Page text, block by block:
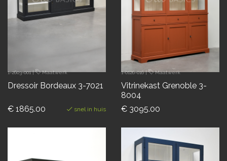
1-2603-001| Maatwerk
Dressoir Bordeaux 3-7021
€ 1865.00 snel in huis
1-0126-016| Maatwerk
Vitrinekast Grenoble 3-
8004
€ 3095.00